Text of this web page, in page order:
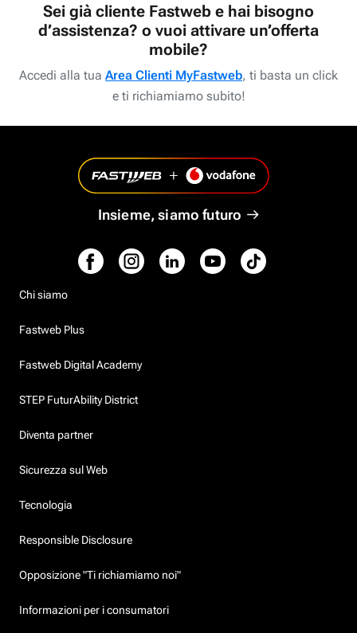
Sei già cliente Fastweb e hai bisogno
d’assistenza? o vuoi attivare un’offerta
mobile?
Accedi alla tua Area Clienti MyFastweb, ti basta un click
e ti richiamiamo subito!
Insieme, siamo futuro
Chi siamo
Fastweb Plus
Fastweb Digital Academy
STEP FuturAbility District
Diventa partner
Sicurezza sul Web
Tecnologia
Responsible Disclosure
Opposizione "Ti richiamiamo noi"
Informazioni per i consumatori